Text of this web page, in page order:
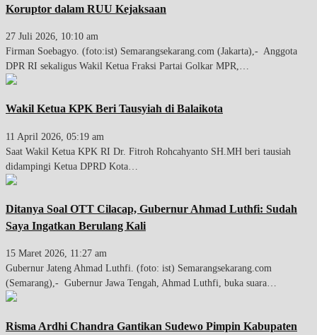
Koruptor dalam RUU Kejaksaan
27 Juli 2026, 10:10 am
Firman Soebagyo. (foto:ist) Semarangsekarang.com (Jakarta),- Anggota
DPR RI sekaligus Wakil Ketua Fraksi Partai Golkar MPR,…
Wakil Ketua KPK Beri Tausyiah di Balaikota
11 April 2026, 05:19 am
Saat Wakil Ketua KPK RI Dr. Fitroh Rohcahyanto SH.MH beri tausiah
didampingi Ketua DPRD Kota…
Ditanya Soal OTT Cilacap, Gubernur Ahmad Luthfi: Sudah
Saya Ingatkan Berulang Kali
15 Maret 2026, 11:27 am
Gubernur Jateng Ahmad Luthfi. (foto: ist) Semarangsekarang.com
(Semarang),- Gubernur Jawa Tengah, Ahmad Luthfi, buka suara…
Risma Ardhi Chandra Gantikan Sudewo Pimpin Kabupaten